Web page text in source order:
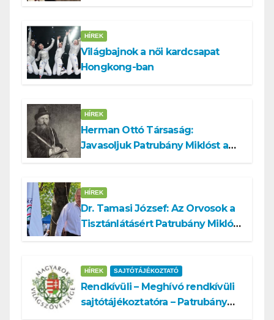
HÍREK
Világbajnok a női kardcsapat
Hongkong-ban
HÍREK
Herman Ottó Társaság:
Javasoljuk Patrubány Miklóst a
HÍREK
Dr. Tamasi József: Az Orvosok a
Tisztánlátásért Patrubány Miklóst
HÍREK SAJTÓTÁJÉKOZTATÓ
Rendkívüli – Meghívó rendkívüli
sajtótájékoztatóra – Patrubány